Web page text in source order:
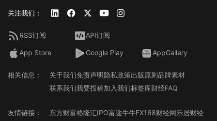
关注我们：
RSS订阅 API订阅
App Store Google Play AppGallery
相关信息： 关于我们免责声明隐私政策出版原则品牌素材
联系我们我要投稿加入我们标签库财经FAQ
友情链接： 东方财富格隆汇IPO富途牛牛FX168财经网乐居财经